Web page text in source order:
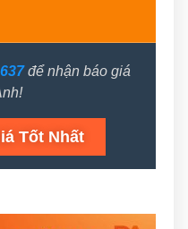
để nhận báo giá
Tốt Nhất